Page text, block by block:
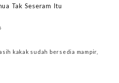
Tak Seseram Itu
kakak sudah bersedia mampir,